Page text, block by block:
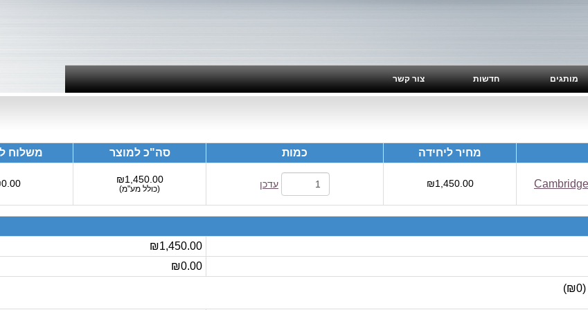
מותגים חדשות צור קשר
מחיר ליחידה כמות סה"כ למוצר משלוח
₪1,450.00 עדכן ₪1,450.00
(כולל מע"מ)
₪1,450.00
₪0.00
(
₪0
)